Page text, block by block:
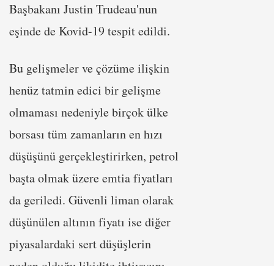
Başbakanı Justin Trudeau'nun
eşinde de Kovid-19 tespit edildi.
Bu gelişmeler ve çözüme ilişkin
henüz tatmin edici bir gelişme
olmaması nedeniyle birçok ülke
borsası tüm zamanların en hızı
düşüşünü gerçekleştirirken, petrol
başta olmak üzere emtia fiyatları
da geriledi. Güvenli liman olarak
düşünülen altının fiyatı ise diğer
piyasalardaki sert düşüşlerin